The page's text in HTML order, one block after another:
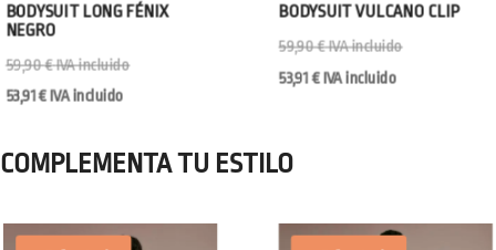
BODYSUIT LONG FÉNIX
NEGRO
59,90€IVA incluido
53,91€ IVA incluido
BODYSUIT VULCANO CLIP
59,90€ IVA incluido
53,91€ IVA incluido
COMPLEMENTA TU ESTILO